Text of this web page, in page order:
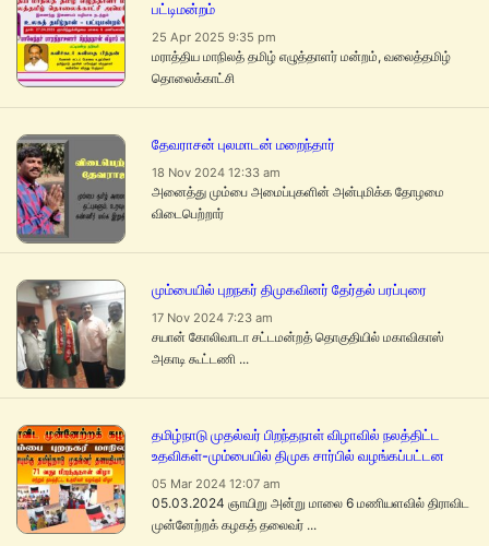
பட்டிமன்றம்
25 Apr 2025 9:35 pm
மராத்திய மாநிலத் தமிழ் எழுத்தாளர் மன்றம், வலைத்தமிழ்
தொலைக்காட்சி
தேவராசன் புலமாடன் மறைந்தார்
18 Nov 2024 12:33 am
அனைத்து மும்பை அமைப்புகளின் அன்புமிக்க தோழமை
விடைபெற்றார்
மும்பையில் புறநகர் திமுகவினர் தேர்தல் பரப்புரை
17 Nov 2024 7:23 am
சயான் கோலிவாடா சட்டமன்றத் தொகுதியில் மகாவிகாஸ்
அகாடி கூட்டணி ...
தமிழ்நாடு முதல்வர் பிறந்தநாள் விழாவில் நலத்திட்ட
உதவிகள்-மும்பையில் திமுக சார்பில் வழங்கப்பட்டன
05 Mar 2024 12:07 am
05.03.2024 ஞாயிறு அன்று மாலை 6 மணியளவில் திராவிட
முன்னேற்றக் கழகத் தலைவர் ...